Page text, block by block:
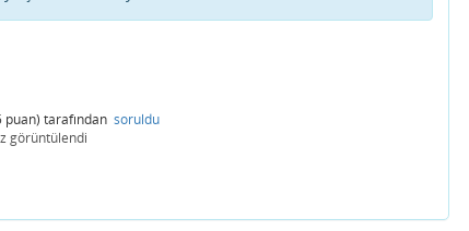
puan) tarafından soruldu
görüntülendi